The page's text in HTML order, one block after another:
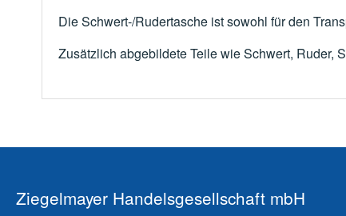
Die Schwert-/Rudertasche ist sowohl für den
Zusätzlich abgebildete Teile wie Schwert, Ruder,
Ziegelmayer Handelsgesellschaft mbH